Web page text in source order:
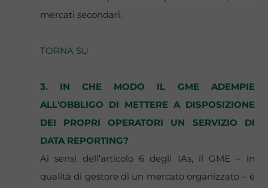
mercati secondari.
TORNA SU
3. IN CHE MODO IL GME ADEMPIE
ALL'OBBLIGO DI METTERE A DISPOSIZIONE
DEI PROPRI OPERATORI UN SERVIZIO DI
DATA REPORTING?
Ai sensi dell’articolo 6 degli IAs, il GME – in
qualità di gestore di un mercato organizzato – è